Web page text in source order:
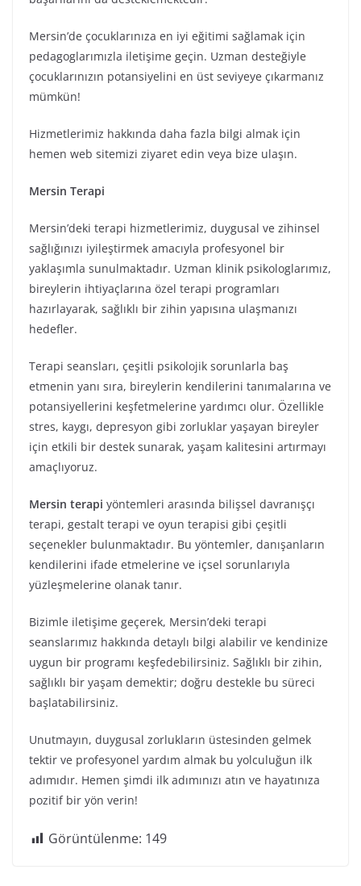
Mersin’de çocuklarınıza en iyi eğitimi sağlamak için
pedagoglarımızla iletişime geçin. Uzman desteğiyle
çocuklarınızın potansiyelini en üst seviyeye çıkarmanız
mümkün!
Hizmetlerimiz hakkında daha fazla bilgi almak için
hemen web sitemizi ziyaret edin veya bize ulaşın.
Mersin Terapi
Mersin’deki terapi hizmetlerimiz, duygusal ve zihinsel
sağlığınızı iyileştirmek amacıyla profesyonel bir
yaklaşımla sunulmaktadır. Uzman klinik psikologlarımız,
bireylerin ihtiyaçlarına özel terapi programları
hazırlayarak, sağlıklı bir zihin yapısına ulaşmanızı
hedefler.
Terapi seansları, çeşitli psikolojik sorunlarla baş
etmenin yanı sıra, bireylerin kendilerini tanımalarına ve
potansiyellerini keşfetmelerine yardımcı olur. Özellikle
stres, kaygı, depresyon gibi zorluklar yaşayan bireyler
için etkili bir destek sunarak, yaşam kalitesini artırmayı
amaçlıyoruz.
Mersin terapi yöntemleri arasında bilişsel davranışçı
terapi, gestalt terapi ve oyun terapisi gibi çeşitli
seçenekler bulunmaktadır. Bu yöntemler, danışanların
kendilerini ifade etmelerine ve içsel sorunlarıyla
yüzleşmelerine olanak tanır.
Bizimle iletişime geçerek, Mersin’deki terapi
seanslarımız hakkında detaylı bilgi alabilir ve kendinize
uygun bir programı keşfedebilirsiniz. Sağlıklı bir zihin,
sağlıklı bir yaşam demektir; doğru destekle bu süreci
başlatabilirsiniz.
Unutmayın, duygusal zorlukların üstesinden gelmek
tektir ve profesyonel yardım almak bu yolculuğun ilk
adımıdır. Hemen şimdi ilk adımınızı atın ve hayatınıza
pozitif bir yön verin!
Görüntülenme: 149